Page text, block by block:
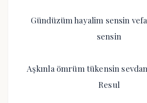
Gündüzüm hayalim sensin
sensin
Aşkınla ömrüm tükensin
Resul